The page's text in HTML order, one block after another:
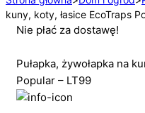
kuny, koty, łasice EcoTraps
Nie płać za dostawę!
Pułapka, żywołapka na
Popular – LT99